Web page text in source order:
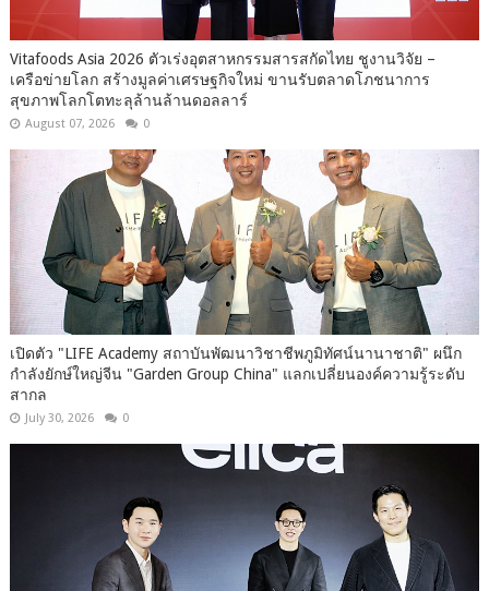
Vitafoods Asia 2026 ตัวเร่งอุตสาหกรรมสารสกัดไทย ชูงานวิจัย –
เครือข่ายโลก สร้างมูลค่าเศรษฐกิจใหม่ ขานรับตลาดโภชนาการ
สุขภาพโลกโตทะลุล้านล้านดอลลาร์
August 07, 2026 0
เปิด​ตัว​ "LIFE Academy สถาบันพัฒนาวิชาชีพภูมิทัศน์นานาชาติ" ผนึก
กำลังยักษ์ใหญ่จีน "Garden Group China" แลกเปลี่ยนองค์ความรู้ระดับ
สากล
July 30, 2026 0